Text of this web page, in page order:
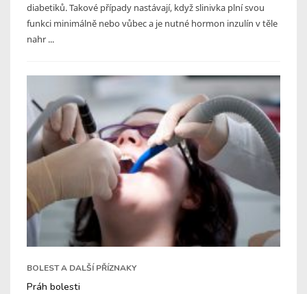
diabetiků. Takové případy nastávají, když slinivka plní svou
funkci minimálně nebo vůbec a je nutné hormon inzulín v těle
nahr ...
BOLEST A DALŠÍ PŘÍZNAKY
Práh bolesti